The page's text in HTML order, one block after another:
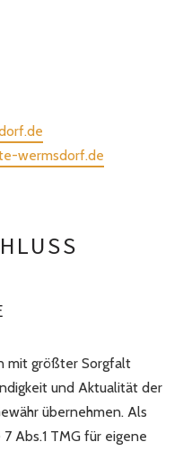
wermsdorf.de
mit größter Sorgfalt
und Aktualität der
übernehmen. Als
Abs.1 TMG für eigene